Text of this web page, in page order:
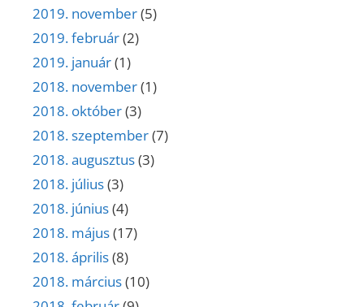
2019. november(5)
2019. február(2)
2019. január(1)
2018. november(1)
2018. október(3)
2018. szeptember(7)
2018. augusztus(3)
2018. július(3)
2018. június(4)
2018. május(17)
2018. április(8)
2018. március(10)